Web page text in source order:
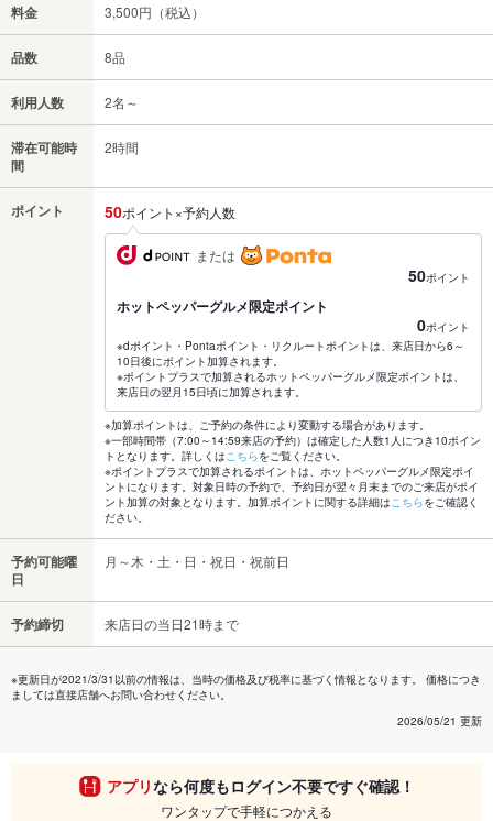
料金 3,500円（税込）
品数 8品
利用人数 2名～
滞在可能時
間
2時間
ポイント 50ポイント×予約人数
または
50ポイント
ホットペッパーグルメ限定ポイント
0ポイント
※dポイント・Pontaポイント・リクルートポイントは、来店日から6～
10日後にポイント加算されます。
※ポイントプラスで加算されるホットペッパーグルメ限定ポイントは、
来店日の翌月15日頃に加算されます。
※加算ポイントは、ご予約の条件により変動する場合があります。
※一部時間帯（7:00～14:59来店の予約）は確定した人数1人につき10ポイン
トとなります。詳しくはこちらをご覧ください。
※ポイントプラスで加算されるポイントは、ホットペッパーグルメ限定ポイ
ントになります。対象日時の予約で、予約日が翌々月末までのご来店がポイ
ント加算の対象となります。加算ポイントに関する詳細はこちらをご確認く
ださい。
予約可能曜
日
月～木・土・日・祝日・祝前日
予約締切 来店日の当日21時まで
※更新日が2021/3/31以前の情報は、当時の価格及び税率に基づく情報となります。 価格につき
ましては直接店舗へお問い合わせください。
2026/05/21 更新
アプリなら何度もログイン不要ですぐ確認！
ワンタップで手軽につかえる